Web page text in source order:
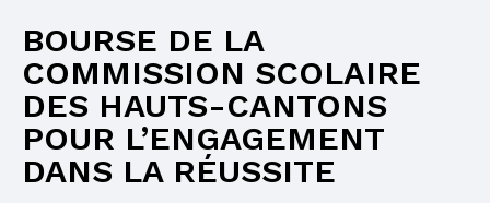
BOURSE DE LA
COMMISSION SCOLAIRE
DES HAUTS-CANTONS
POUR L’ENGAGEMENT
DANS LA RÉUSSITE